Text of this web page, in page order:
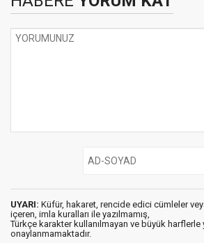
UYARI: Küfür, hakaret, rencide edici cümleler
içeren, imla kuralları ile yazılmamış,
Türkçe karakter kullanılmayan ve büyük harflerle
onaylanmamaktadır.